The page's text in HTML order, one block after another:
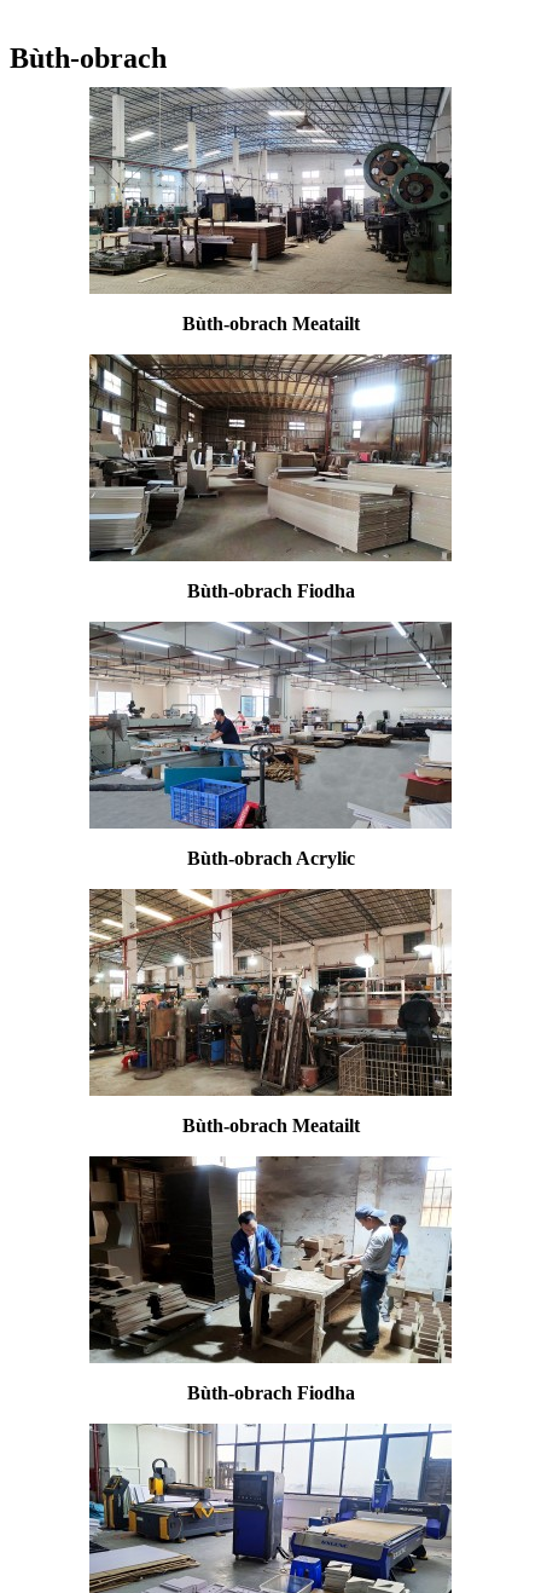
Bùth-obrach
Bùth-obrach Meatailt
Bùth-obrach Fiodha
Bùth-obrach Acrylic
Bùth-obrach Meatailt
Bùth-obrach Fiodha